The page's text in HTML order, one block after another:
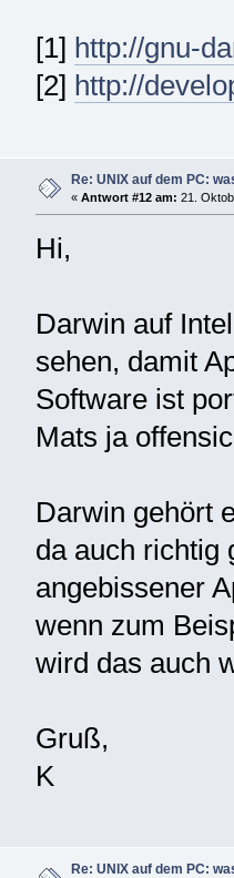
[1] http://gnu-
[2] http://
Re: UNIX auf dem PC:
« Antwort #12 am: 21.
Hi,
Darwin auf
sehen, damit
Software ist
Mats ja
Darwin gehört
da auch richtig
angebissener
wenn zum
wird das auch
Gruß,
K
Re: UNIX auf dem PC: